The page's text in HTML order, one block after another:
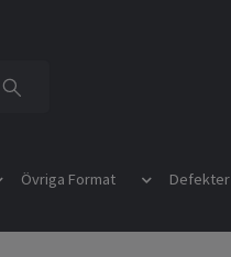
Övriga Format Defekter